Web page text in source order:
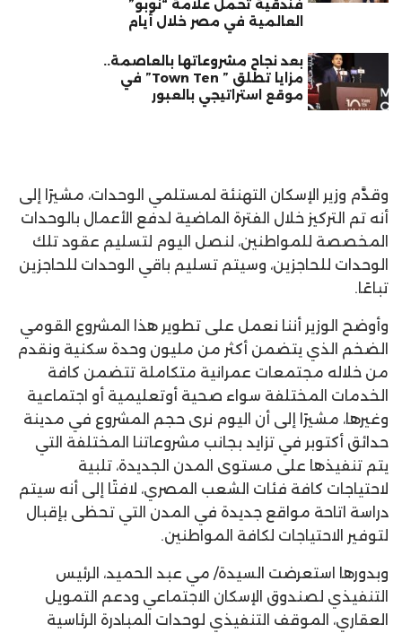
فندقية تحمل علامة “نوبو”
العالمية في مصر خلال أيام
بعد نجاح مشروعاتها بالعاصمة..
مزايا تطلق ” Town Ten” في
موقع استراتيجي بالعبور
وقدَّم وزير الإسكان التهنئة لمستلمي الوحدات، مشيرًا إلى
أنه تم التركيز خلال الفترة الماضية لدفع الأعمال بالوحدات
المخصصة للمواطنين، لنصل اليوم لتسليم عقود تلك
الوحدات للحاجزين، وسيتم تسليم باقي الوحدات للحاجزين
تباعًا.
وأوضح الوزير أننا نعمل على تطوير هذا المشروع القومي
الضخم الذي يتضمن أكثر من مليون وحدة سكنية ونقدم
من خلاله مجتمعات عمرانية متكاملة تتضمن كافة
الخدمات المختلفة سواء صحية أوتعليمية أو اجتماعية
وغيرها، مشيرًا إلى أن اليوم نرى حجم المشروع في مدينة
حدائق أكتوبر في تزايد بجانب مشروعاتنا المختلفة التي
يتم تنفيذها على مستوى المدن الجديدة، تلبية
لاحتياجات كافة فئات الشعب المصري، لافتًا إلى أنه سيتم
دراسة اتاحة مواقع جديدة في المدن التي تحظى بإقبال
لتوفير الاحتياجات لكافة المواطنين.
وبدورها استعرضت السيدة/ مي عبد الحميد، الرئيس
التنفيذي لصندوق الإسكان الاجتماعي ودعم التمويل
العقاري، الموقف التنفيذي لوحدات المبادرة الرئاسية